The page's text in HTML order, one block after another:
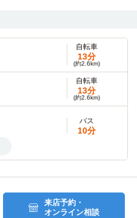
自転車
13分
(約2.6km)
自転車
13分
(約2.6km)
バス
10分
来店予約・
オンライン相談